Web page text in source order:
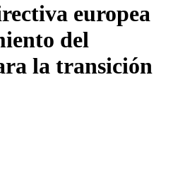
europea
del
la transición